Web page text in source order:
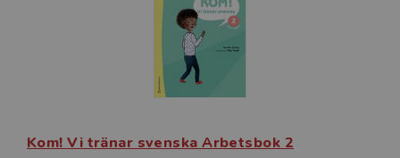
Studentlitteratur i siffror
GDPR och personuppgifter
Tillgänglighet
Kom! Vi tränar svenska Arbetsbok 2